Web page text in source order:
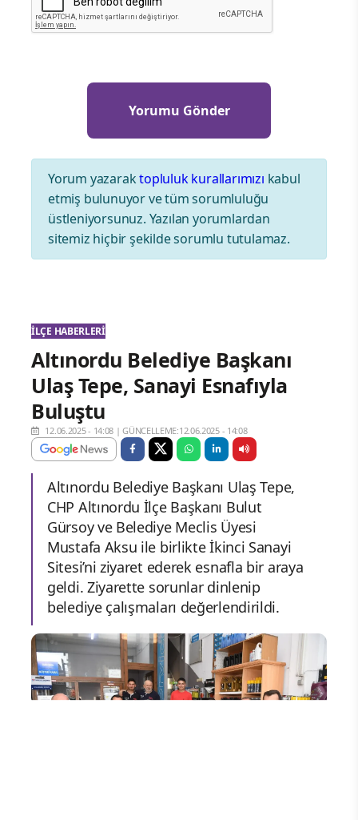
Yorum yazaraktopluluk kurallarımızı kabul
etmiş bulunuyor ve tüm sorumluluğu
üstleniyorsunuz. Yazılan yorumlardan
sitemiz hiçbir şekilde sorumlu tutulamaz.
İLÇE HABERLERI
Altınordu Belediye Başkanı
Ulaş Tepe, Sanayi Esnafıyla
Buluştu
12.06.2025 - 14:08 |GÜNCELLEME:12.06.2025 - 14:08
Altınordu Belediye Başkanı Ulaş Tepe,
CHP Altınordu İlçe Başkanı Bulut
Gürsoy ve Belediye Meclis Üyesi
Mustafa Aksu ile birlikte İkinci Sanayi
Sitesi’ni ziyaret ederek esnafla bir araya
geldi. Ziyarette sorunlar dinlenip
belediye çalışmaları değerlendirildi.